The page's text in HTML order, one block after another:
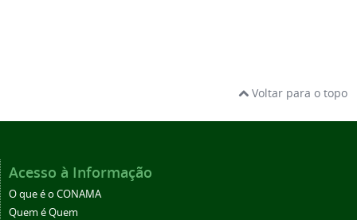
Voltar para o topo
Acesso à Informação
O que é o CONAMA
Quem é Quem